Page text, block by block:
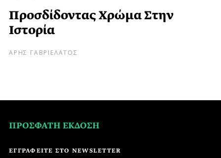
Προσδίδοντας Χρώμα Στην
Ιστορία
ΑΡΗΣ ΓΑΒΡΙΕΛΑΤΟΣ
ΠΡΟΣΦΑΤΗ ΕΚΔΟΣΗ
ΕΓΓΡΑΦΕΙΤΕ ΣΤΟ NEWSLETTER